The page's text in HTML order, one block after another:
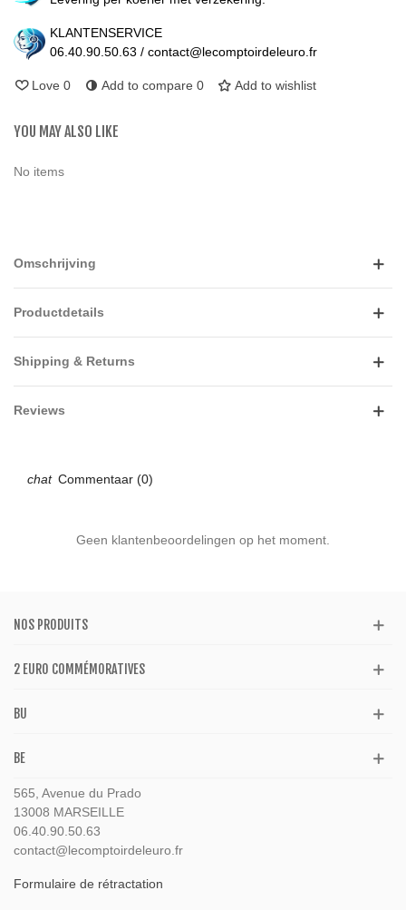
KLANTENSERVICE
06.40.90.50.63 / contact@lecomptoirdeleuro.fr
Love 0 Add to compare 0 Add to wishlist
YOU MAY ALSO LIKE
No items
Omschrijving
Productdetails
Shipping & Returns
Reviews
Commentaar (0)
Geen klantenbeoordelingen op het moment.
NOS PRODUITS
2 EURO COMMÉMORATIVES
BU
BE
565, Avenue du Prado
13008 MARSEILLE
06.40.90.50.63
contact@lecomptoirdeleuro.fr
Formulaire de rétractation